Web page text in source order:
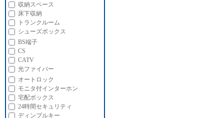
収納スペース
床下収納
トランクルーム
シューズボックス
BS端子
CS
CATV
光ファイバー
オートロック
モニタ付インターホン
宅配ボックス
24時間セキュリティ
ディンプルキー